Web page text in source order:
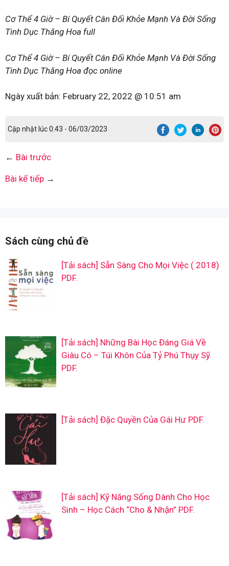
Cơ Thể 4 Giờ – Bí Quyết Cân Đối Khỏe Mạnh Và Đời Sống
Tình Dục Thăng Hoa full
Cơ Thể 4 Giờ – Bí Quyết Cân Đối Khỏe Mạnh Và Đời Sống
Tình Dục Thăng Hoa đọc online
Ngày xuất bản: February 22, 2022 @ 10:51 am
Cập nhật lúc 0:43 - 06/03/2023
← Bài trước
Bài kế tiếp →
Sách cùng chủ đề
[Tải sách] Sẵn Sàng Cho Mọi Việc ( 2018)
PDF.
[Tải sách] Những Bài Học Đáng Giá Về
Giàu Có – Túi Khôn Của Tỷ Phú Thụy Sỹ
PDF.
[Tải sách] Đặc Quyền Của Gái Hư PDF.
[Tải sách] Kỹ Năng Sống Dành Cho Học
Sinh – Học Cách “Cho & Nhận” PDF.